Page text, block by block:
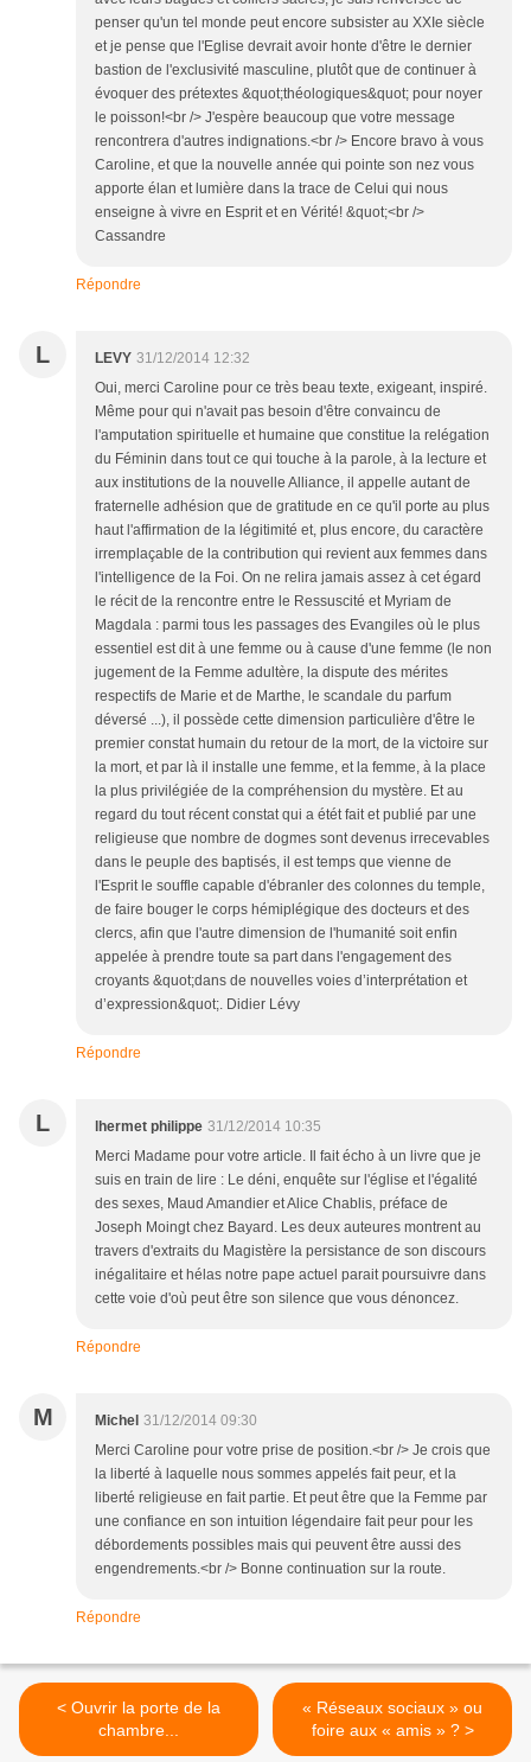
penser qu'un tel monde peut encore subsister au XXIe siècle
et je pense que l'Eglise devrait avoir honte d'être le dernier
bastion de l'exclusivité masculine, plutôt que de continuer à
évoquer des prétextes &quot;théologiques&quot; pour noyer
le poisson!<br /> J'espère beaucoup que votre message
rencontrera d'autres indignations.<br /> Encore bravo à vous
Caroline, et que la nouvelle année qui pointe son nez vous
apporte élan et lumière dans la trace de Celui qui nous
enseigne à vivre en Esprit et en Vérité! &quot;<br />
Cassandre
Répondre
L LEVY 31/12/2014 12:32
Oui, merci Caroline pour ce très beau texte, exigeant, inspiré.
Même pour qui n'avait pas besoin d'être convaincu de
l'amputation spirituelle et humaine que constitue la relégation
du Féminin dans tout ce qui touche à la parole, à la lecture et
aux institutions de la nouvelle Alliance, il appelle autant de
fraternelle adhésion que de gratitude en ce qu'il porte au plus
haut l'affirmation de la légitimité et, plus encore, du caractère
irremplaçable de la contribution qui revient aux femmes dans
l'intelligence de la Foi. On ne relira jamais assez à cet égard
le récit de la rencontre entre le Ressuscité et Myriam de
Magdala : parmi tous les passages des Evangiles où le plus
essentiel est dit à une femme ou à cause d'une femme (le non
jugement de la Femme adultère, la dispute des mérites
respectifs de Marie et de Marthe, le scandale du parfum
déversé ...), il possède cette dimension particulière d'être le
premier constat humain du retour de la mort, de la victoire sur
la mort, et par là il installe une femme, et la femme, à la place
la plus privilégiée de la compréhension du mystère. Et au
regard du tout récent constat qui a étét fait et publié par une
religieuse que nombre de dogmes sont devenus irrecevables
dans le peuple des baptisés, il est temps que vienne de
l'Esprit le souffle capable d'ébranler des colonnes du temple,
de faire bouger le corps hémiplégique des docteurs et des
clercs, afin que l'autre dimension de l'humanité soit enfin
appelée à prendre toute sa part dans l'engagement des
croyants &quot;dans de nouvelles voies d’interprétation et
d’expression&quot;. Didier Lévy
Répondre
L lhermet philippe 31/12/2014 10:35
Merci Madame pour votre article. Il fait écho à un livre que je
suis en train de lire : Le déni, enquête sur l'église et l'égalité
des sexes, Maud Amandier et Alice Chablis, préface de
Joseph Moingt chez Bayard. Les deux auteures montrent au
travers d'extraits du Magistère la persistance de son discours
inégalitaire et hélas notre pape actuel parait poursuivre dans
cette voie d'où peut être son silence que vous dénoncez.
Répondre
M Michel 31/12/2014 09:30
Merci Caroline pour votre prise de position.<br /> Je crois que
la liberté à laquelle nous sommes appelés fait peur, et la
liberté religieuse en fait partie. Et peut être que la Femme par
une confiance en son intuition légendaire fait peur pour les
débordements possibles mais qui peuvent être aussi des
engendrements.<br /> Bonne continuation sur la route.
Répondre
< Ouvrir la porte de la
chambre...
« Réseaux sociaux » ou
foire aux « amis » ? >